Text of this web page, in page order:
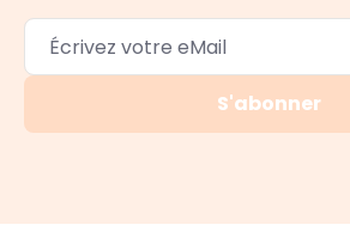
S'abonner